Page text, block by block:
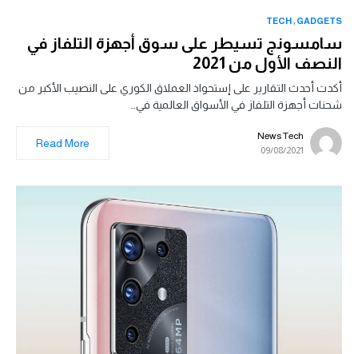
GADGETS
TECH
سامسونج تسيطر على سوق أجهزة التلفاز في
النصف الأول من 2021
أكدت أحدث التقارير على إستحواذ العملاق الكوري على النصيب الأكبر من
شحنات أجهزة التلفاز في الأسواق العالمية في…
News Tech
09/08/2021
Read More